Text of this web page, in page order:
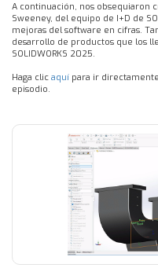
A continuación, nos obsequiaron
Sweeney, del equipo de I+D de
mejoras del software en cifras.
desarrollo de productos que los
SOLIDWORKS 2025.
Haga clic aquí para ir
episodio.